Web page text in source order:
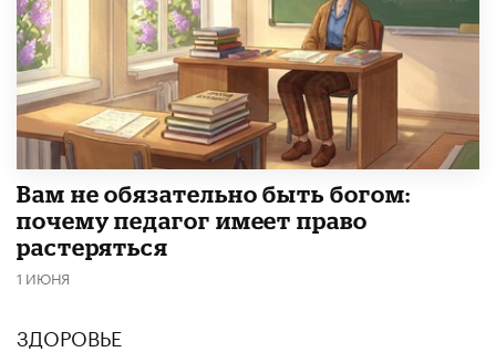
​Вам не обязательно быть богом:
почему педагог имеет право
растеряться
1 ИЮНЯ
ЗДОРОВЬЕ